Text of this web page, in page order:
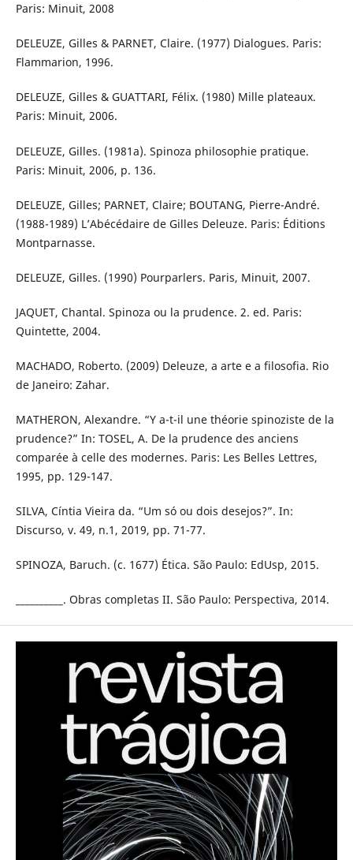
Paris: Minuit, 2008
DELEUZE, Gilles & PARNET, Claire. (1977) Dialogues. Paris:
Flammarion, 1996.
DELEUZE, Gilles & GUATTARI, Félix. (1980) Mille plateaux.
Paris: Minuit, 2006.
DELEUZE, Gilles. (1981a). Spinoza philosophie pratique.
Paris: Minuit, 2006, p. 136.
DELEUZE, Gilles; PARNET, Claire; BOUTANG, Pierre-André.
(1988-1989) L’Abécédaire de Gilles Deleuze. Paris: Éditions
Montparnasse.
DELEUZE, Gilles. (1990) Pourparlers. Paris, Minuit, 2007.
JAQUET, Chantal. Spinoza ou la prudence. 2. ed. Paris:
Quintette, 2004.
MACHADO, Roberto. (2009) Deleuze, a arte e a filosofia. Rio
de Janeiro: Zahar.
MATHERON, Alexandre. “Y a-t-il une théorie spinoziste de la
prudence?” In: TOSEL, A. De la prudence des anciens
comparée à celle des modernes. Paris: Les Belles Lettres,
1995, pp. 129-147.
SILVA, Cíntia Vieira da. “Um só ou dois desejos?”. In:
Discurso, v. 49, n.1, 2019, pp. 71-77.
SPINOZA, Baruch. (c. 1677) Ética. São Paulo: EdUsp, 2015.
__________. Obras completas II. São Paulo: Perspectiva, 2014.